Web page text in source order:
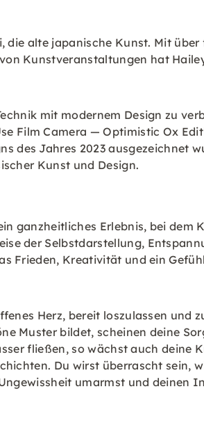
alte japanische Kunst. Mit
Kunstveranstaltungen hat
mit modernem Design zu
Film Camera — Optimistic Ox
des Jahres 2023 ausgezeichnet
Kunst und Design.
ganzheitliches Erlebnis, bei
der Selbstdarstellung,
Frieden, Kreativität und ein
Herz, bereit loszulassen und
Muster bildet, scheinen deine
fließen, so wächst auch deine
Du wirst überrascht sein,
umarmst und deinen